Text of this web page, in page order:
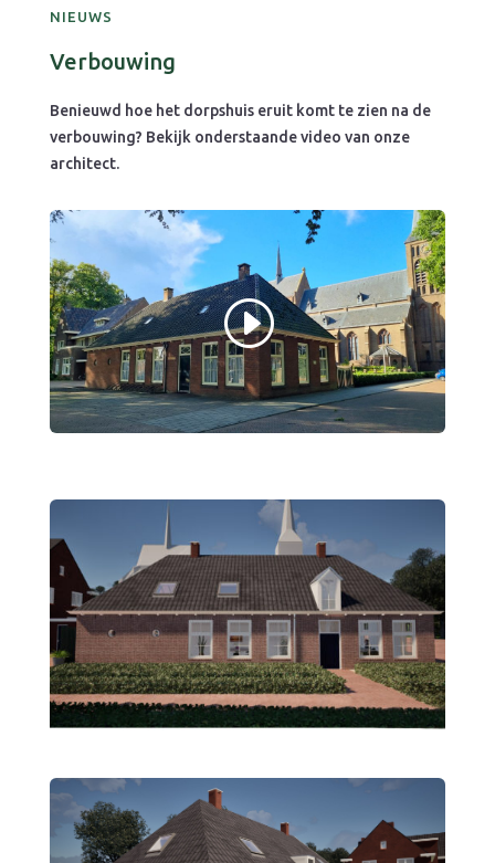
NIEUWS
Verbouwing
Benieuwd hoe het dorpshuis eruit komt te zien na de
verbouwing? Bekijk onderstaande video van onze
architect.